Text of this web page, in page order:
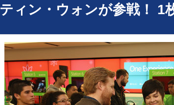
ティン・ウォンが参戦！ 1